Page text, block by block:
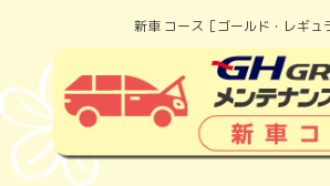
新車 コース［ゴールド・レギュ